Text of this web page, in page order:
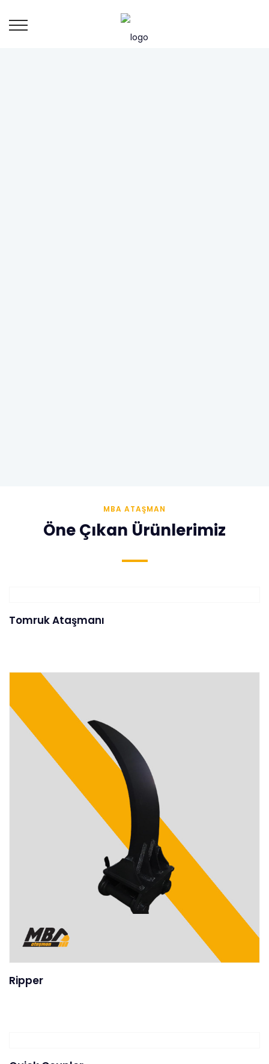
MBA ATAŞMAN
Öne Çıkan Ürünlerimiz
Tomruk Ataşmanı
Ripper